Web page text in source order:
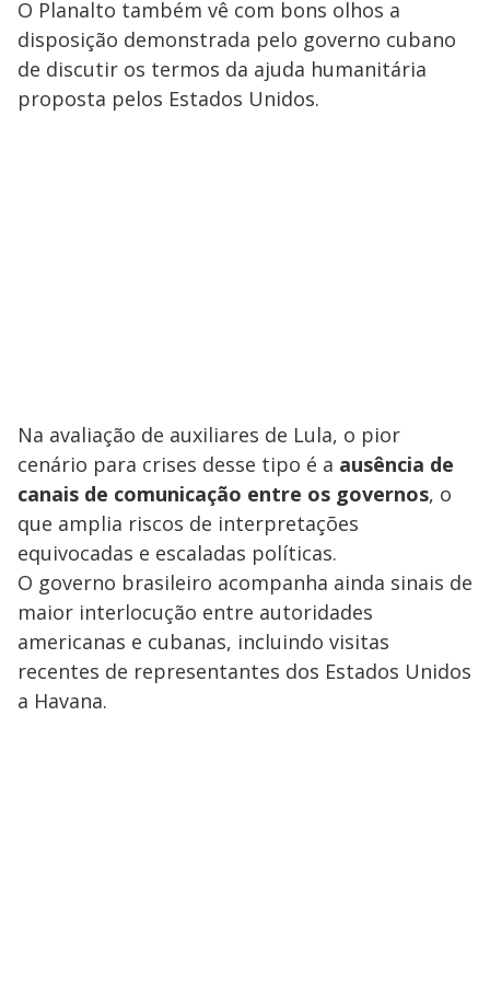
O Planalto também vê com bons olhos a
disposição demonstrada pelo governo cubano
de discutir os termos da ajuda humanitária
proposta pelos Estados Unidos.
Na avaliação de auxiliares de Lula, o pior
cenário para crises desse tipo é a ausência de
canais de comunicação entre os governos, o
que amplia riscos de interpretações
equivocadas e escaladas políticas.
O governo brasileiro acompanha ainda sinais de
maior interlocução entre autoridades
americanas e cubanas, incluindo visitas
recentes de representantes dos Estados Unidos
a Havana.